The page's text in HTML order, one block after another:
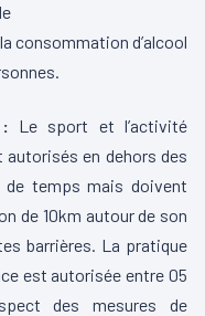
consommation d’alcool
Le sport et l’activité
en dehors des
temps mais doivent
de 10km autour de son
barrières. La pratique
est autorisée entre 05
des mesures de